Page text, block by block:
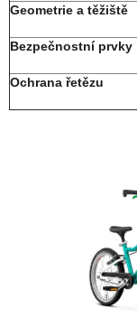
Geometrie a těžiště
Bezpečnostní prvky
Ochrana řetězu